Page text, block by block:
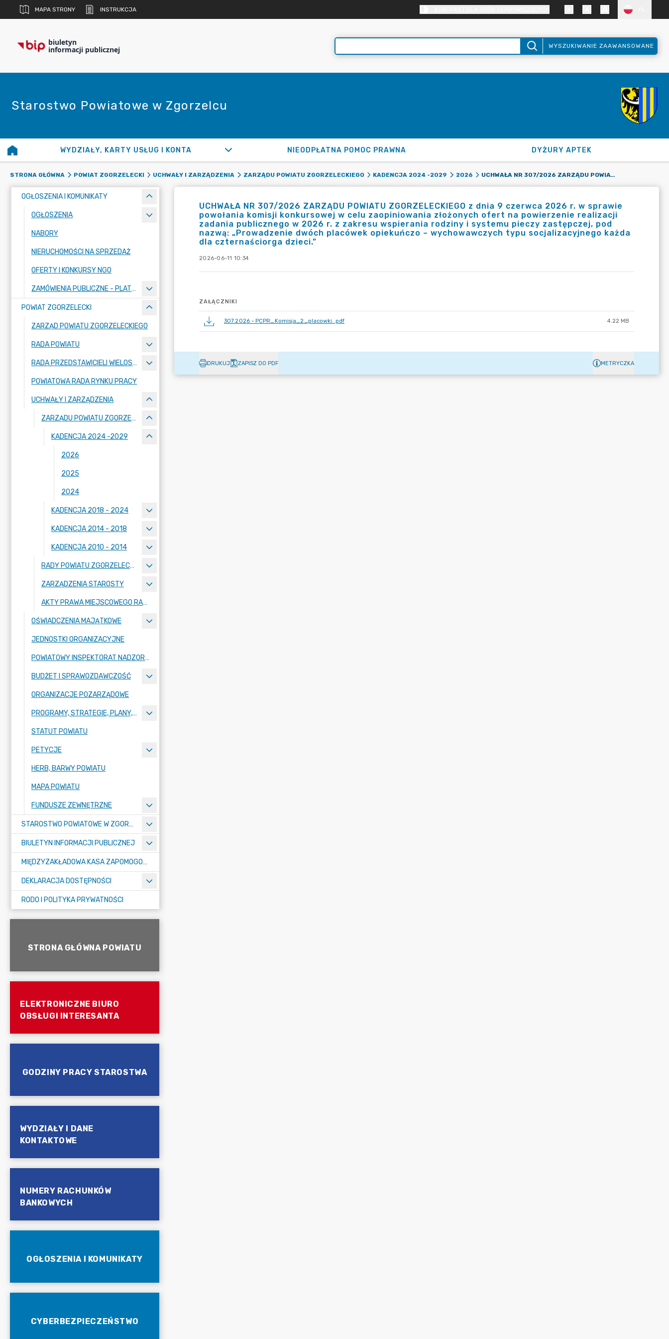
MAPA STRONY INSTRUKCJA
biuletyn
informacji publicznej WYSZUKIWANIE ZAAWANSOWANE
Starostwo Powiatowe w Zgorzelcu
WYDZIAŁY, KARTY USŁUG I KONTA NIEODPŁATNA POMOC PRAWNA DYŻURY APTEK
STRONA GŁÓWNA POWIAT ZGORZELECKI UCHWAŁY I ZARZĄDZENIA ZARZĄDU POWIATU ZGORZELECKIEGO KADENCJA 2024 -2029 2026 UCHWAŁA NR 307/2026 ZARZĄDU POWIATU ZGORZELECKIEGO Z DNIA 9 CZERWCA 2026 R. W SPRAWIE POWOŁANIA KOMISJI KONKURSOWEJ W CELU ZAOPINIOWANIA ZŁOŻONYCH OFERT NA POWIERZENIE REALIZACJI ZADANIA PUBLICZNEGO W 2026 R. Z ZAKRESU WSPIERANIA RODZINY I SYSTEMU PIECZY ZASTĘPCZEJ, POD NAZWĄ: „PROWADZENIE DWÓCH PLACÓWEK OPIEKUŃCZO – WYCHOWAWCZYCH TYPU SOCJALIZACYJNEGO KAŻDA DLA CZTERNAŚCIORGA DZIECI.”
OGŁOSZENIA I KOMUNIKATY
OGŁOSZENIA
NABORY
NIERUCHOMOŚCI NA SPRZEDAŻ
OFERTY I KONKURSY NGO
ZAMÓWIENIA PUBLICZNE - PLATFORMA ZAKUPOWA
POWIAT ZGORZELECKI
ZARZĄD POWIATU ZGORZELECKIEGO
RADA POWIATU
RADA PRZEDSTAWICIELI WIELOSPECJALISTYCZNEGO ZESPOŁU OPIEKI ZDROWOTNEJ "BOLESŁAWIEC-ZGORZELEC" SAMODZIELNEGO PUBLICZNEGO ZAKŁADU OPIEKI ZDROWOTNEJ
POWIATOWA RADA RYNKU PRACY
UCHWAŁY I ZARZĄDZENIA
ZARZĄDU POWIATU ZGORZELECKIEGO
KADENCJA 2024 -2029
2026
2025
2024
KADENCJA 2018 - 2024
KADENCJA 2014 - 2018
KADENCJA 2010 - 2014
RADY POWIATU ZGORZELECKIEGO
ZARZĄDZENIA STAROSTY
AKTY PRAWA MIEJSCOWEGO RADY POWIATU ZGORZELECKIEGO
OŚWIADCZENIA MAJĄTKOWE
JEDNOSTKI ORGANIZACYJNE
POWIATOWY INSPEKTORAT NADZORU BUDOWLANEGO
BUDŻET I SPRAWOZDAWCZOŚĆ
ORGANIZACJE POZARZĄDOWE
PROGRAMY, STRATEGIE, PLANY, RAPORTY
STATUT POWIATU
PETYCJE
HERB, BARWY POWIATU
MAPA POWIATU
FUNDUSZE ZEWNĘTRZNE
STAROSTWO POWIATOWE W ZGORZELCU
BIULETYN INFORMACJI PUBLICZNEJ
MIĘDZYZAKŁADOWA KASA ZAPOMOGOWO-POŻYCZKOWA
DEKLARACJA DOSTĘPNOŚCI
RODO I POLITYKA PRYWATNOŚCI
STRONA GŁÓWNA POWIATU
ELEKTRONICZNE BIURO
OBSŁUGI INTERESANTA
GODZINY PRACY STAROSTWA
WYDZIAŁY I DANE
KONTAKTOWE
NUMERY RACHUNKÓW
BANKOWYCH
OGŁOSZENIA I KOMUNIKATY
CYBERBEZPIECZEŃSTWO
UCHWAŁA NR 307/2026 ZARZĄDU POWIATU ZGORZELECKIEGO z dnia 9 czerwca 2026 r. w sprawie
powołania komisji konkursowej w celu zaopiniowania złożonych ofert na powierzenie realizacji
zadania publicznego w 2026 r. z zakresu wspierania rodziny i systemu pieczy zastępczej, pod
nazwą: „Prowadzenie dwóch placówek opiekuńczo – wychowawczych typu socjalizacyjnego każda
dla czternaściorga dzieci.”
2026-06-11 10:34
ZAŁĄCZNIKI
307.2026 - PCPR_Komisja_2_placowki..pdf 4.22 MB
DRUKUJ ZAPISZ DO PDF METRYCZKA